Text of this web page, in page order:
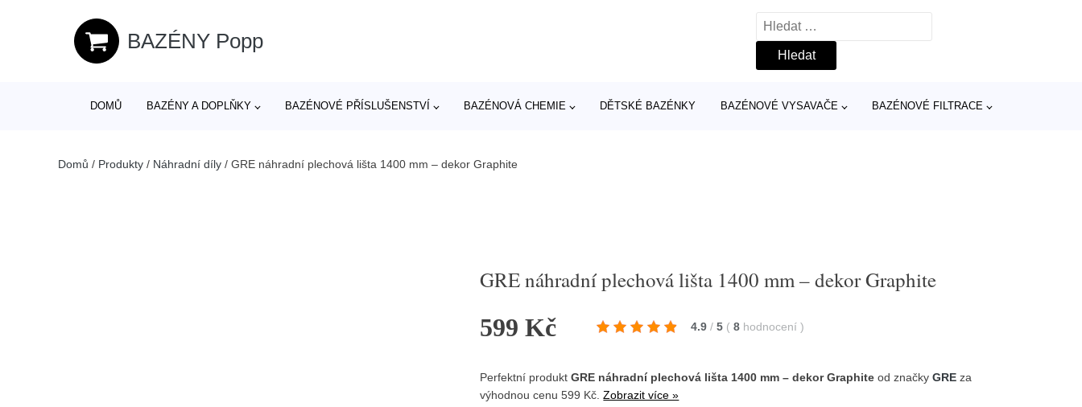
BAZÉNY Popp
Vyhledávání
DOMŮ BAZÉNY A DOPLŇKY BAZÉNOVÉ PŘÍSLUŠENSTVÍ BAZÉNOVÁ CHEMIE DĚTSKÉ BAZÉNKY BAZÉNOVÉ VYSAVAČE BAZÉNOVÉ FILTRACE
Domů / Produkty / Náhradní díly / GRE náhradní plechová lišta 1400 mm – dekor Graphite
GRE náhradní plechová lišta 1400 mm – dekor Graphite
599 Kč 4.9 / 5 ( 8 hodnocení)
Perfektní produktGRE náhradní plechová lišta 1400 mm – dekor Graphite od značkyGRE za
výhodnou cenu 599 Kč.Zobrazit více »